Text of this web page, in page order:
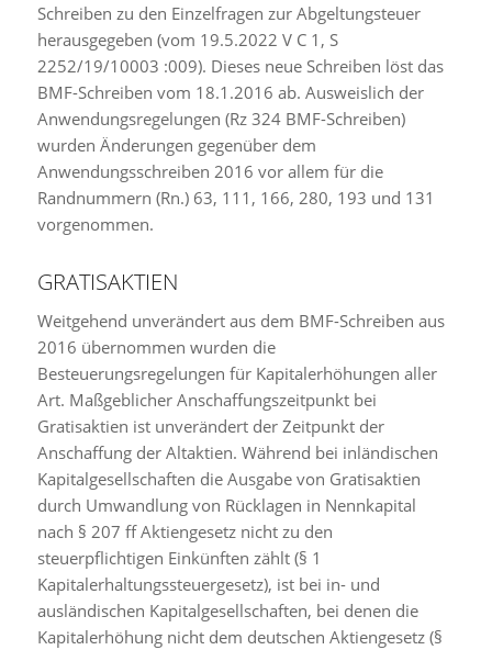
Schreiben zu den Einzelfragen zur Abgeltungsteuer
herausgegeben (vom 19.5.2022 V C 1, S
2252/19/10003 :009). Dieses neue Schreiben löst das
BMF-Schreiben vom 18.1.2016 ab. Ausweislich der
Anwendungsregelungen (Rz 324 BMF-Schreiben)
wurden Änderungen gegenüber dem
Anwendungsschreiben 2016 vor allem für die
Randnummern (Rn.) 63, 111, 166, 280, 193 und 131
vorgenommen.
GRATISAKTIEN
Weitgehend unverändert aus dem BMF-Schreiben aus
2016 übernommen wurden die
Besteuerungsregelungen für Kapitalerhöhungen aller
Art. Maßgeblicher Anschaffungszeitpunkt bei
Gratisaktien ist unverändert der Zeitpunkt der
Anschaffung der Altaktien. Während bei inländischen
Kapitalgesellschaften die Ausgabe von Gratisaktien
durch Umwandlung von Rücklagen in Nennkapital
nach § 207 ff Aktiengesetz nicht zu den
steuerpflichtigen Einkünften zählt (§ 1
Kapitalerhaltungssteuergesetz), ist bei in- und
ausländischen Kapitalgesellschaften, bei denen die
Kapitalerhöhung nicht dem deutschen Aktiengesetz (§